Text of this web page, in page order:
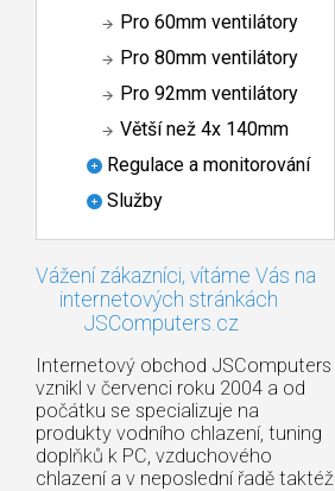
Pro 60mm ventilátory
Pro 80mm ventilátory
Pro 92mm ventilátory
Větší než 4x 140mm
Regulace a monitorování
Služby
Vážení zákazníci, vítáme Vás na
internetových stránkách
JSComputers.cz
Internetový obchod JSComputers
vznikl v červenci roku 2004 a od
počátku se specializuje na
produkty vodního chlazení, tuning
doplňků k PC, vzduchového
chlazení a v neposlední řadě taktéž